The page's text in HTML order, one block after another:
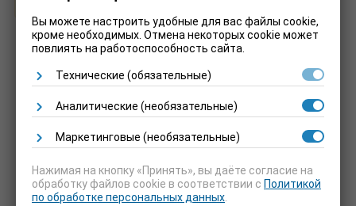
Вы можете настроить удобные для вас файлы cookie,
кроме необходимых. Отмена некоторых cookie может
повлиять на работоспособность сайта.
Технические (обязательные)
Аналитические (необязательные)
Маркетинговые (необязательные)
Нажимая на кнопку «Принять», вы даёте согласие на
обработку файлов cookie в соответствии с Политикой
по обработке персональных данных